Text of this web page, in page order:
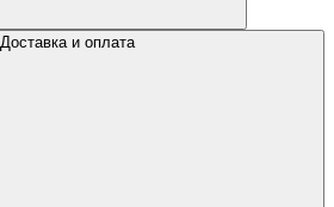
Доставка и оплата